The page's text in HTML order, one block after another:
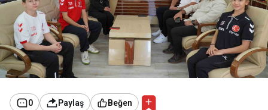
0 Paylaş Beğen